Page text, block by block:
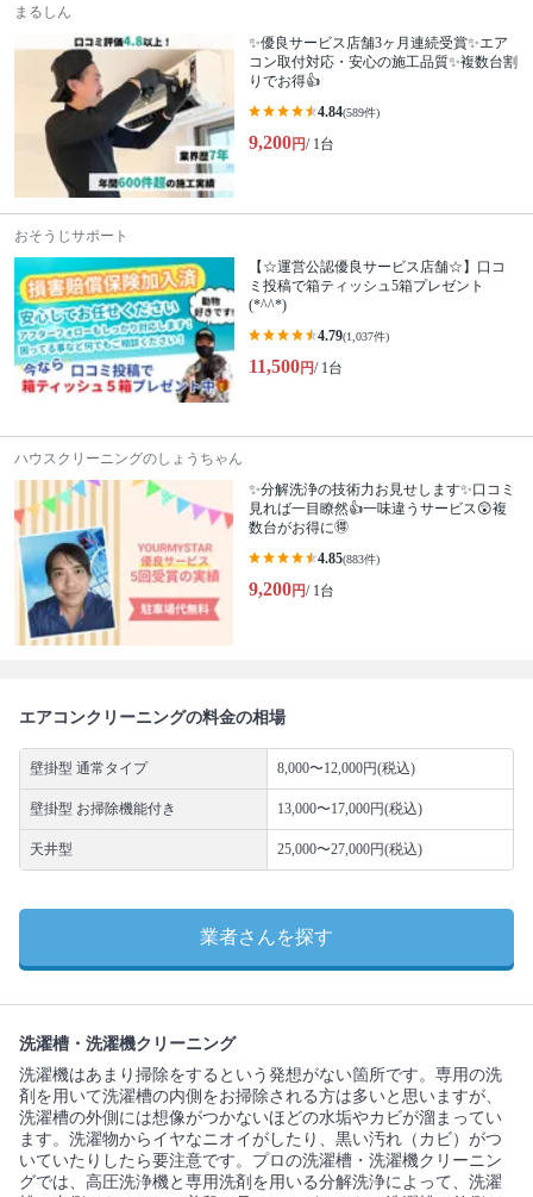
まるしん
✨優良サービス店舗3ヶ月連続受賞✨エア
コン取付対応・安心の施工品質✨複数台割
りでお得👍
4.84(589件)
9,200円/ 1台
おそうじサポート
【☆運営公認優良サービス店舗☆】口コ
ミ投稿で箱ティッシュ5箱プレゼント
(*^^*)
4.79(1,037件)
11,500円/ 1台
ハウスクリーニングのしょうちゃん
✨分解洗浄の技術力お見せします✨口コミ
見れば一目瞭然👍一味違うサービス😲複
数台がお得に🉐
4.85(883件)
9,200円/ 1台
エアコンクリーニングの料金の相場
壁掛型 通常タイプ 8,000〜12,000円(税込)
壁掛型 お掃除機能付き 13,000〜17,000円(税込)
天井型 25,000〜27,000円(税込)
業者さんを探す
洗濯槽・洗濯機クリーニング
洗濯機はあまり掃除をするという発想がない箇所です。専用の洗
剤を用いて洗濯槽の内側をお掃除される方は多いと思いますが、
洗濯槽の外側には想像がつかないほどの水垢やカビが溜まってい
ます。洗濯物からイヤなニオイがしたり、黒い汚れ（カビ）がつ
いていたりしたら要注意です。プロの洗濯槽・洗濯機クリーニン
グでは、高圧洗浄機と専用洗剤を用いる分解洗浄によって、洗濯